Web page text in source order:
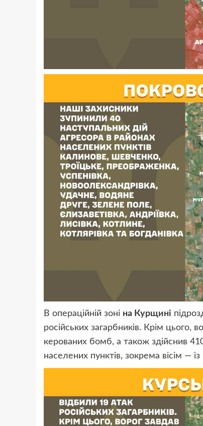
В операційній зоні на Курщині
російських загарбників. Крім цього,
керованих бомб, а також здійснив
населених пунктів, зокрема вісім —